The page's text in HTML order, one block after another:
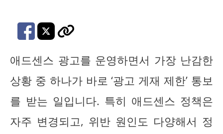
애드센스 광고를 운영하면서 가장 난감한
상황 중 하나가 바로 ‘광고 게재 제한’ 통보
를 받는 일입니다. 특히 애드센스 정책은
자주 변경되고, 위반 원인도 다양해서 정